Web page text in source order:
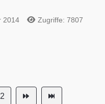
2014 Zugriffe: 7807
2